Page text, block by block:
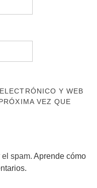
Y WEB
VEZ QUE
el spam.Aprende cómo